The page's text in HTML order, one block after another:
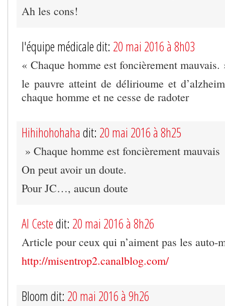
Ah les cons!
l'équipe médicale dit: 20 mai 2016 à 8h03
« Chaque homme est foncièrement mauvais.
le pauvre atteint de délirioume et
chaque homme et ne cesse de radoter
Hihihohohaha dit: 20 mai 2016 à 8h25
» Chaque homme est foncièrement
On peut avoir un doute.
Pour JC…, aucun doute
Al Cestedit: 20 mai 2016 à 8h26
Article pour ceux qui n’aiment pas les auto-
http://misentrop2.canalblog.com/
Bloom dit: 20 mai 2016 à 9h26